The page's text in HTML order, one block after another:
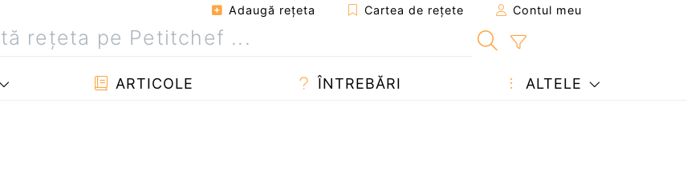
Adaugă reţeta Cartea de rețete Contul meu
ARTICOLE ÎNTREBĂRI ALTELE